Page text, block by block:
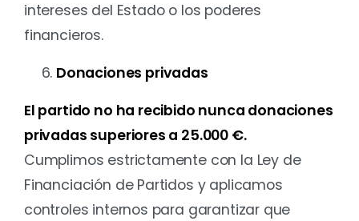
intereses del Estado o los poderes
financieros.
Donaciones privadas
El partido no ha recibido nunca donaciones
privadas superiores a 25.000 €.
Cumplimos estrictamente con la Ley de
Financiación de Partidos y aplicamos
controles internos para garantizar que